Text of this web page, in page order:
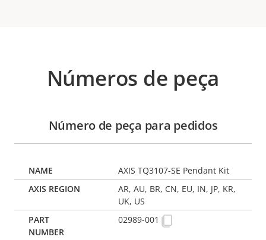
Números de peça
Número de peça para pedidos
AXIS TQ3107-SE Pendant Kit
AR, AU, BR, CN, EU, IN, JP, KR,
UK, US
02989-001